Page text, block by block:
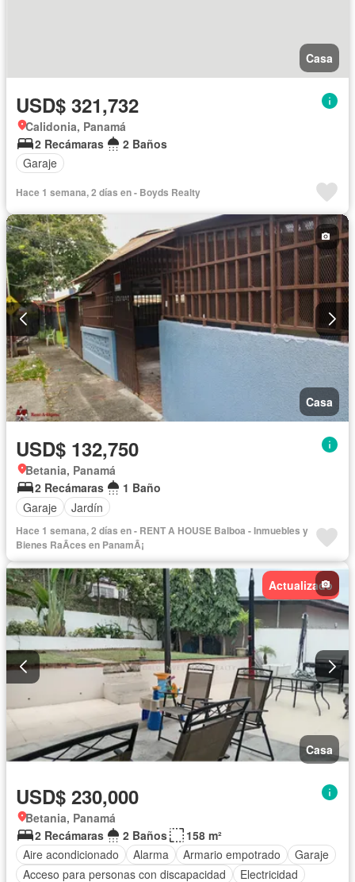
Casa
USD$ 321,732
Calidonia, Panamá
2 Recámaras
2 Baños
Garaje
Hace 1 semana, 2 días en - Boyds Realty
Casa
USD$ 132,750
Betania, Panamá
2 Recámaras
1 Baño
Garaje
Jardín
Hace 1 semana, 2 días en - RENT A HOUSE Balboa - Inmuebles y
Bienes RaÃ­ces en PanamÃ¡
Actualizado
Casa
USD$ 230,000
Betania, Panamá
2 Recámaras
2 Baños
158 m²
Aire acondicionado
Alarma Armario empotrado
Garaje
Acceso para personas con discapacidad
Electricidad